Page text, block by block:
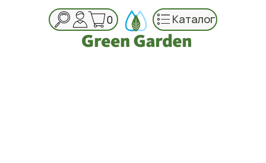
0 Каталог